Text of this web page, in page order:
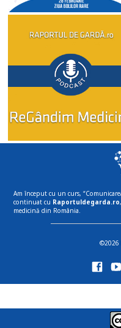
Am început cu un curs,
continuat cu Raportuldegarda.ro
medicină din România.
©2026